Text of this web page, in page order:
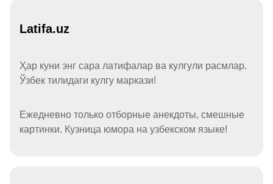
Latifa.uz
Ҳар куни энг сара латифалар ва кулгули расмлар.
Ўзбек тилидаги кулгу маркази!
Ежедневно только отборные анекдоты, смешные
картинки. Кузница юмора на узбекском языке!